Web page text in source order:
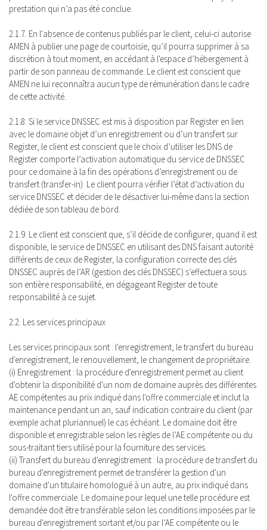
prestation qui n’a pas été conclue.
2.1.7. En l'absence de contenus publiés par le client, celui-ci autorise
AMEN à publier une page de courtoisie, qu’il pourra supprimer à sa
discrétion à tout moment, en accédant à l'espace d’hébergement à
partir de son panneau de commande. Le client est conscient que
AMEN ne lui reconnaîtra aucun type de rémunération dans le cadre
de cette activité.
2.1.8. Si le service DNSSEC est mis à disposition par Register en lien
avec le domaine objet d’un enregistrement ou d’un transfert sur
Register, le client est conscient que le choix d’utiliser les DNS de
Register comporte l’activation automatique du service de DNSSEC
pour ce domaine à la fin des opérations d’enregistrement ou de
transfert (transfer-in). Le client pourra vérifier l’état d’activation du
service DNSSEC et décider de le désactiver lui-même dans la section
dédiée de son tableau de bord.
2.1.9. Le client est conscient que, s’il décide de configurer, quand il est
disponible, le service de DNSSEC en utilisant des DNS faisant autorité
différents de ceux de Register, la configuration correcte des clés
DNSSEC auprès de l’AR (gestion des clés DNSSEC) s’effectuera sous
son entière responsabilité, en dégageant Register de toute
responsabilité à ce sujet.
2.2. Les services principaux
Les services principaux sont : l'enregistrement, le transfert du bureau
d'enregistrement, le renouvellement, le changement de propriétaire.
(i) Enregistrement : la procédure d'enregistrement permet au client
d'obtenir la disponibilité d'un nom de domaine auprès des différentes
AE compétentes au prix indiqué dans l'offre commerciale et inclut la
maintenance pendant un an, sauf indication contraire du client (par
exemple achat pluriannuel) le cas échéant. Le domaine doit être
disponible et enregistrable selon les règles de l’AE compétente ou du
sous-traitant tiers utilisé pour la fourniture des services.
(ii) Transfert du bureau d'enregistrement : la procédure de transfert du
bureau d'enregistrement permet de transférer la gestion d'un
domaine d'un titulaire homologué à un autre, au prix indiqué dans
l'offre commerciale. Le domaine pour lequel une telle procédure est
demandée doit être transférable selon les conditions imposées par le
bureau d'enregistrement sortant et/ou par l’AE compétente ou le